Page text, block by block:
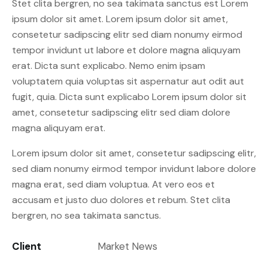
Stet clita bergren, no sea takimata sanctus est Lorem
ipsum dolor sit amet. Lorem ipsum dolor sit amet,
consetetur sadipscing elitr sed diam nonumy eirmod
tempor invidunt ut labore et dolore magna aliquyam
erat. Dicta sunt explicabo. Nemo enim ipsam
voluptatem quia voluptas sit aspernatur aut odit aut
fugit, quia. Dicta sunt explicabo Lorem ipsum dolor sit
amet, consetetur sadipscing elitr sed diam dolore
magna aliquyam erat.
Lorem ipsum dolor sit amet, consetetur sadipscing elitr,
sed diam nonumy eirmod tempor invidunt labore dolore
magna erat, sed diam voluptua. At vero eos et
accusam et justo duo dolores et rebum. Stet clita
bergren, no sea takimata sanctus.
Client
Market News